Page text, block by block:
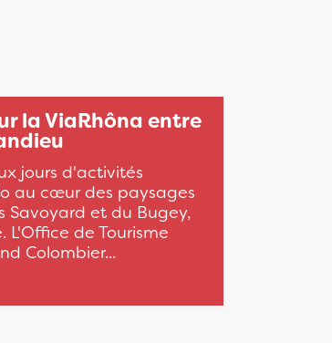
la ViaRhôna entre
jours d'activités
au cœur des paysages
Savoyard et du Bugey,
L'Office de Tourisme
Colombier...